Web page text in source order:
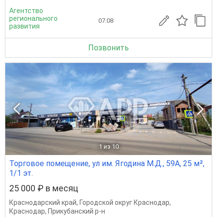
Агентство
регионального
развития
07.08
Позвонить
1 из 10
Торговое помещение, ул им. Ягодина М.Д., 59А, 25 м²,
1/1 эт.
25 000 ₽ в месяц
Краснодарский край, Городской округ Краснодар,
Краснодар, Прикубанский р-н